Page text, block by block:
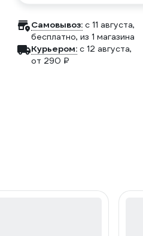
Самовывоз: c 11 августа,
бесплатно, из 1 магазина
Курьером: c 12 августа,
от 290 ₽